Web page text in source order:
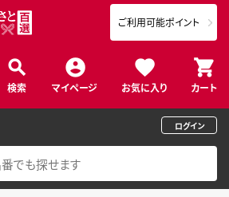
検索 マイページ お気に入り カート
ご利用可能ポイント
ログイン